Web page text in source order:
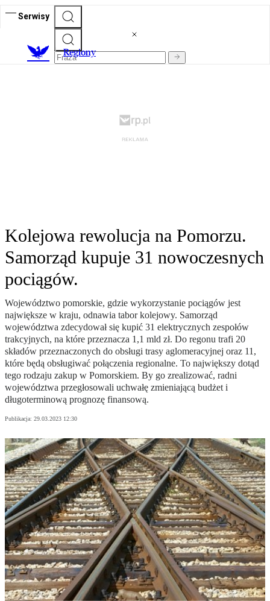
Serwisy
Regiony
Kolejowa rewolucja na Pomorzu.
Samorząd kupuje 31 nowoczesnych
pociągów.
Województwo pomorskie, gdzie wykorzystanie pociągów jest
największe w kraju, odnawia tabor kolejowy. Samorząd
województwa zdecydował się kupić 31 elektrycznych zespołów
trakcyjnych, na które przeznacza 1,1 mld zł. Do regonu trafi 20
składów przeznaczonych do obsługi trasy aglomeracyjnej oraz 11,
które będą obsługiwać połączenia regionalne. To największy dotąd
tego rodzaju zakup w Pomorskiem. By go zrealizować, radni
województwa przegłosowali uchwałę zmieniającą budżet i
długoterminową prognozę finansową.
Publikacja: 29.03.2023 12:30